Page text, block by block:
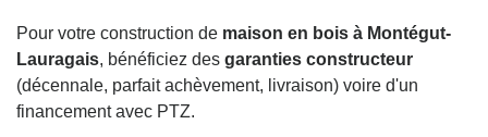
Pour votre construction de maison en bois à Montégut-
Lauragais, bénéficiez des garanties constructeur
(décennale, parfait achèvement, livraison) voire d'un
financement avec PTZ.